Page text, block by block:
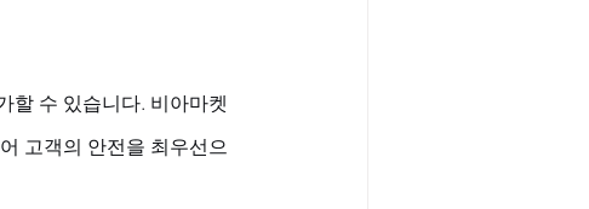
할 수 있습니다. 비아마켓
고객의 안전을 최우선으